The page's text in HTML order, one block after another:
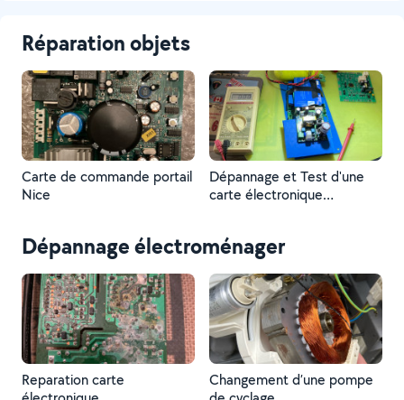
Réparation objets
Carte de commande portail
Nice
Dépannage et Test d'une
carte électronique
Dépannage électroménager
Reparation carte
Changement d’une pompe